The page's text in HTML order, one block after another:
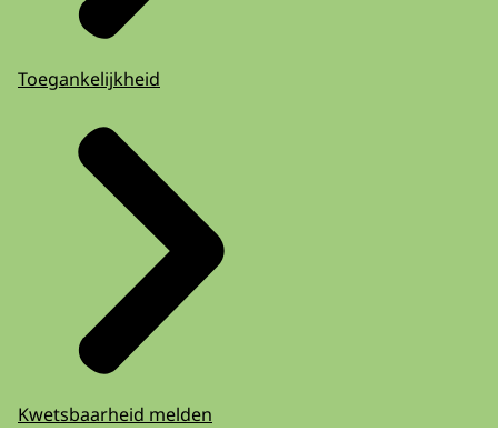
Toegankelijkheid
Kwetsbaarheid melden